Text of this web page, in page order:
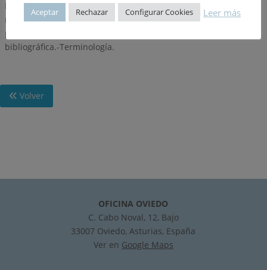
Productos vidrio-resina preparados.-Resinas termoplásticas
reforzadas.-Diseño-maquinado-reparación de los PRFV.-Reseña
panorámica de las aplicaciones de los PRFV.-Mención
bibliográfica.-Terminología.
Volver
OFICINA OVIEDO
C. Cabo Noval, 12, Bajo
33007 Oviedo, Asturias, España
Ver en Google Maps
Aceptar Rechazar Configurar Cookies Leer más